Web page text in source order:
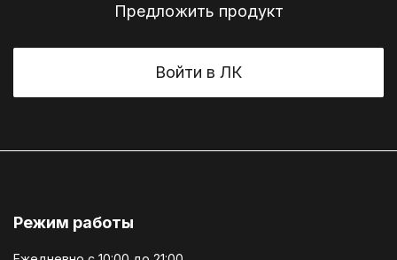
Предложить продукт
Войти в ЛК
Режим работы